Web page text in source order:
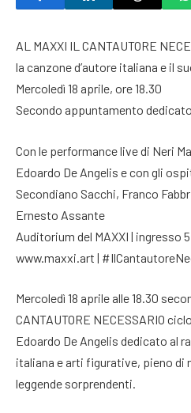
AL MAXXI IL CANTAUTORE
la canzone d’autore italiana e il
Mercoledì 18 aprile, ore 18.30
Secondo appuntamento
Con le performance live di Neri
Edoardo De Angelis e con gli
Secondiano Sacchi, Franco
Ernesto Assante
Auditorium del MAXXI | ingresso
www.maxxi.art |
Mercoledì 18 aprile alle 18.30
CANTAUTORE NECESSARIO
Edoardo De Angelis dedicato al
italiana e arti figurative, pieno di
leggende sorprendenti.